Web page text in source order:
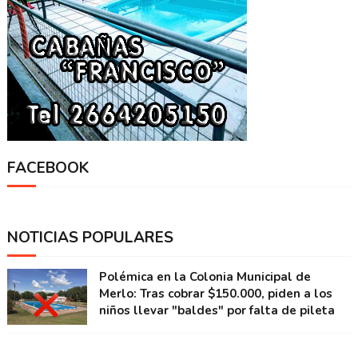
FACEBOOK
NOTICIAS POPULARES
Polémica en la Colonia Municipal de
Merlo: Tras cobrar $150.000, piden a los
niños llevar "baldes" por falta de pileta